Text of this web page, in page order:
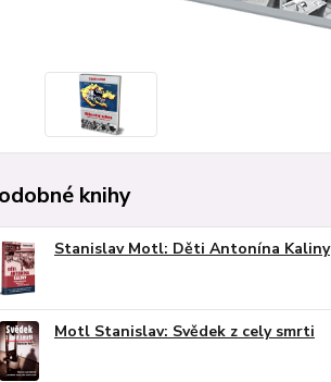
knihy
Stanislav Motl: Děti Antonína Kaliny
Motl Stanislav: Svědek z cely smrti